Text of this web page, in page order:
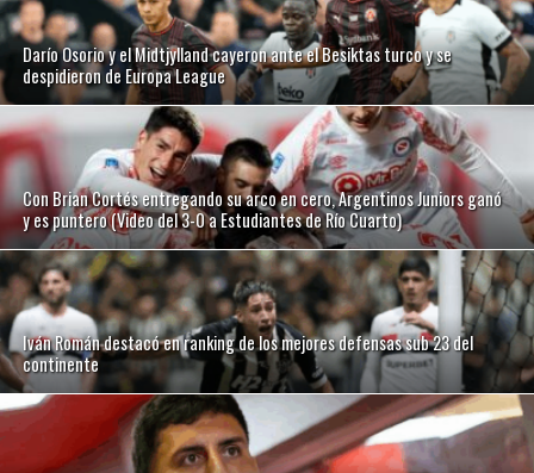
Darío Osorio y el Midtjylland cayeron ante el Besiktas turco y se
despidieron de Europa League
Con Brian Cortés entregando su arco en cero, Argentinos Juniors ganó
y es puntero (Video del 3-0 a Estudiantes de Río Cuarto)
Iván Román destacó en ranking de los mejores defensas sub 23 del
continente